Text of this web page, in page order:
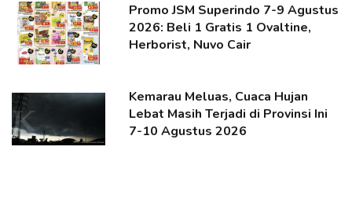
Promo JSM Superindo 7-9 Agustus
2026: Beli 1 Gratis 1 Ovaltine,
Herborist, Nuvo Cair
Kemarau Meluas, Cuaca Hujan
Lebat Masih Terjadi di Provinsi Ini
7-10 Agustus 2026